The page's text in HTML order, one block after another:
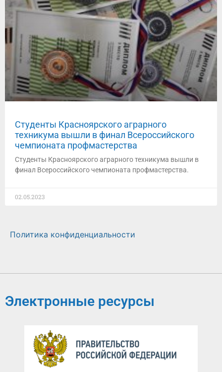
Студенты Красноярского аграрного
техникума вышли в финал Всероссийского
чемпионата профмастерства
Студенты Красноярского аграрного техникума вышли в
финал Всероссийского чемпионата профмастерства.
02.05.2023
Политика конфиденциальности
Электронные ресурсы